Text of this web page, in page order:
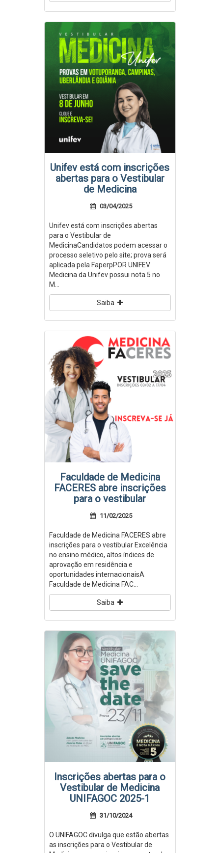
Unifev está com inscrições
abertas para o Vestibular
de Medicina
03/04/2025
Unifev está com inscrições abertas
para o Vestibular de
MedicinaCandidatos podem acessar o
processo seletivo pelo site; prova será
aplicada pela FaperpPOR UNIFEV
Medicina da Unifev possui nota 5 no
M...
Saiba
Faculdade de Medicina
FACERES abre inscrições
para o vestibular
11/02/2025
Faculdade de Medicina FACERES abre
inscrições para o vestibular Excelência
no ensino médico, altos índices de
aprovação em residência e
oportunidades internacionais A
Faculdade de Medicina FAC...
Saiba
Inscrições abertas para o
Vestibular de Medicina
UNIFAGOC 2025-1
31/10/2024
O UNIFAGOC divulga que estão abertas
as inscrições para o Vestibular de